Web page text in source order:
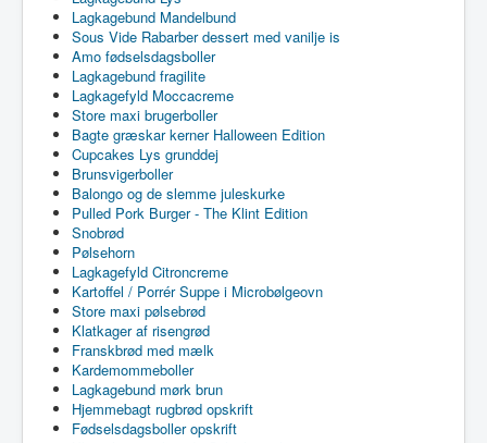
Lagkagebund Mandelbund
Sous Vide Rabarber dessert med vanilje is
Amo fødselsdagsboller
Lagkagebund fragilite
Lagkagefyld Moccacreme
Store maxi brugerboller
Bagte græskar kerner Halloween Edition
Cupcakes Lys grunddej
Brunsvigerboller
Balongo og de slemme juleskurke
Pulled Pork Burger - The Klint Edition
Snobrød
Pølsehorn
Lagkagefyld Citroncreme
Kartoffel / Porrér Suppe i Microbølgeovn
Store maxi pølsebrød
Klatkager af risengrød
Franskbrød med mælk
Kardemommeboller
Lagkagebund mørk brun
Hjemmebagt rugbrød opskrift
Fødselsdagsboller opskrift